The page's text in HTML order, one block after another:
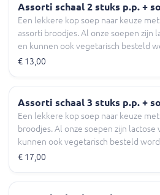
Assorti schaal 2 stuks p.p. +
Een lekkere kop soep naar keuze
assorti broodjes. Al onze soepen zijn
en kunnen ook vegetarisch besteld
€ 13,00
Assorti schaal 3 stuks p.p. +
Een lekkere kop soep naar keuze
broodjes. Al onze soepen zijn lactose
kunnen ook vegetarisch besteld
€ 17,00